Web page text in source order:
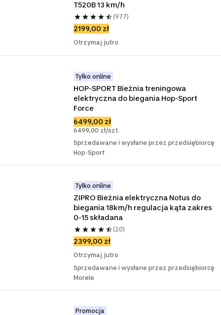
T520B 13 km/h
(977)
2199,00 zł
Otrzymaj jutro
Tylko online
HOP-SPORT Bieżnia treningowa
elektryczna do biegania Hop-Sport
Force
6499,00 zł
6499,00 zł/szt.
Sprzedawane i wysłane przez przedsiębiorcę
Hop-Sport
Tylko online
ZIPRO Bieżnia elektryczna Notus do
biegania 18km/h regulacja kąta zakres
0-15 składana
(20)
2399,00 zł
Otrzymaj jutro
Sprzedawane i wysłane przez przedsiębiorcę
Morele
Promocja